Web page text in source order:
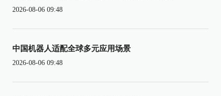
2026-08-06 09:48
中国机器人适配全球多元应用场景
2026-08-06 09:48